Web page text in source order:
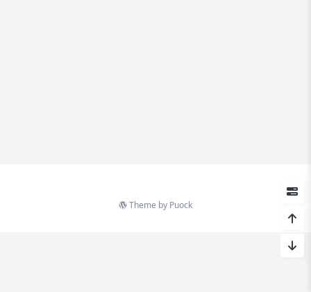
Theme by Puock